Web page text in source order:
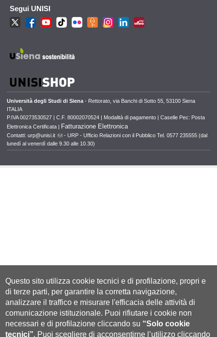
Segui UNISI
Università degli Studi di Siena - Rettorato, via Banchi di Sotto 55, 53100 Siena
ITALIA
P.IVA 00273530527 | C.F. 80002070524 | Modalità di pagamento |Caselle Pec: Posta
Elettronica Certificata | Fatturazione Elettronica
Contatti:urp@unisi.it
- URP - Ufficio Relazioni con il Pubblico Tel. 0577 235555 (dal
lunedì al venerdì dalle 9.30 alle 10.30)
Questo sito utilizza cookie tecnici e di profilazione, propri e
di terze parti, per garantire la corretta navigazione,
analizzare il traffico e misurare l'efficacia delle attività di
comunicazione istituzionale. Puoi rifiutare i cookie non
necessari e di profilazione cliccando su “Solo cookie
tecnici”. Puoi scegliere di acconsentirne l’utilizzo cliccando